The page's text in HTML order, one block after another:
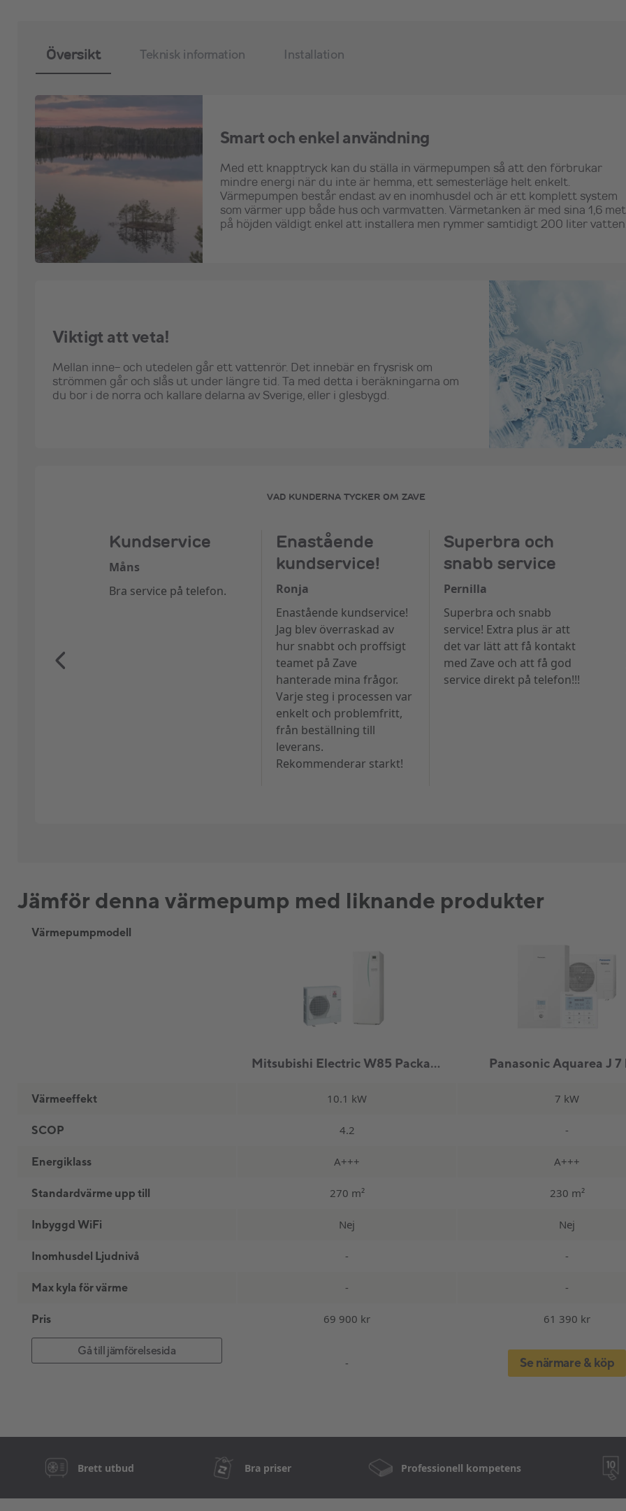
Översikt Teknisk information Installation
Smart och enkel användning
Med ett knapptryck kan du ställa in värmepumpen så att den förbrukar
mindre energi när du inte är hemma, ett semesterläge helt enkelt.
Värmepumpen består endast av en inomhusdel och är ett komplett system
som värmer upp både hus och varmvatten. Värmetanken är med sina 1,6
på höjden väldigt enkel att installera men rymmer samtidigt 200 liter vatten.
Viktigt att veta!
Mellan inne- och utedelen går ett vattenrör. Det innebär en frysrisk om
strömmen går och slås ut under längre tid. Ta med detta i beräkningarna om
du bor i de norra och kallare delarna av Sverige, eller i glesbygd.
VAD KUNDERNA TYCKER OM ZAVE
Kundservice
Måns
Bra service på telefon.
Enastående
kundservice!
Ronja
Enastående kundservice!
Jag blev överraskad av
hur snabbt och proffsigt
teamet på Zave
hanterade mina frågor.
Varje steg i processen var
enkelt och problemfritt,
från beställning till
leverans.
Rekommenderar starkt!
Superbra och
snabb service
Pernilla
Superbra och snabb
service! Extra plus är att
det var lätt att få kontakt
med Zave och att få god
service direkt på telefon!!!
Jämför denna värmepump med liknande produkter
Värmepumpmodell
Mitsubishi Electric W85 Package + Ecodan Panasonic Aquarea J 7
Värmeeffekt 10.1 kW 7 kW
SCOP 4.2 -
Energiklass A+++ A+++
Standardvärme upp till 270 m² 230 m²
Inbyggd WiFi Nej Nej
Inomhusdel Ljudnivå - -
Max kyla för värme - -
Pris 69 900 kr 61 390 kr
Gå till jämförelsesida
-
Se närmare & köp
Brett utbud Bra priser Professionell kompetens